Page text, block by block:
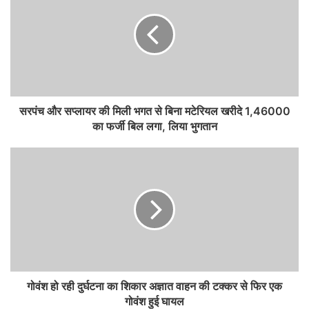
सरपंच और सप्लायर की मिली भगत से बिना मटेरियल खरीदे 1,46000
का फर्जी बिल लगा, लिया भुगतान
गोवंश हो रही दुर्घटना का शिकार अज्ञात वाहन की टक्कर से फिर एक
गोवंश हुई घायल